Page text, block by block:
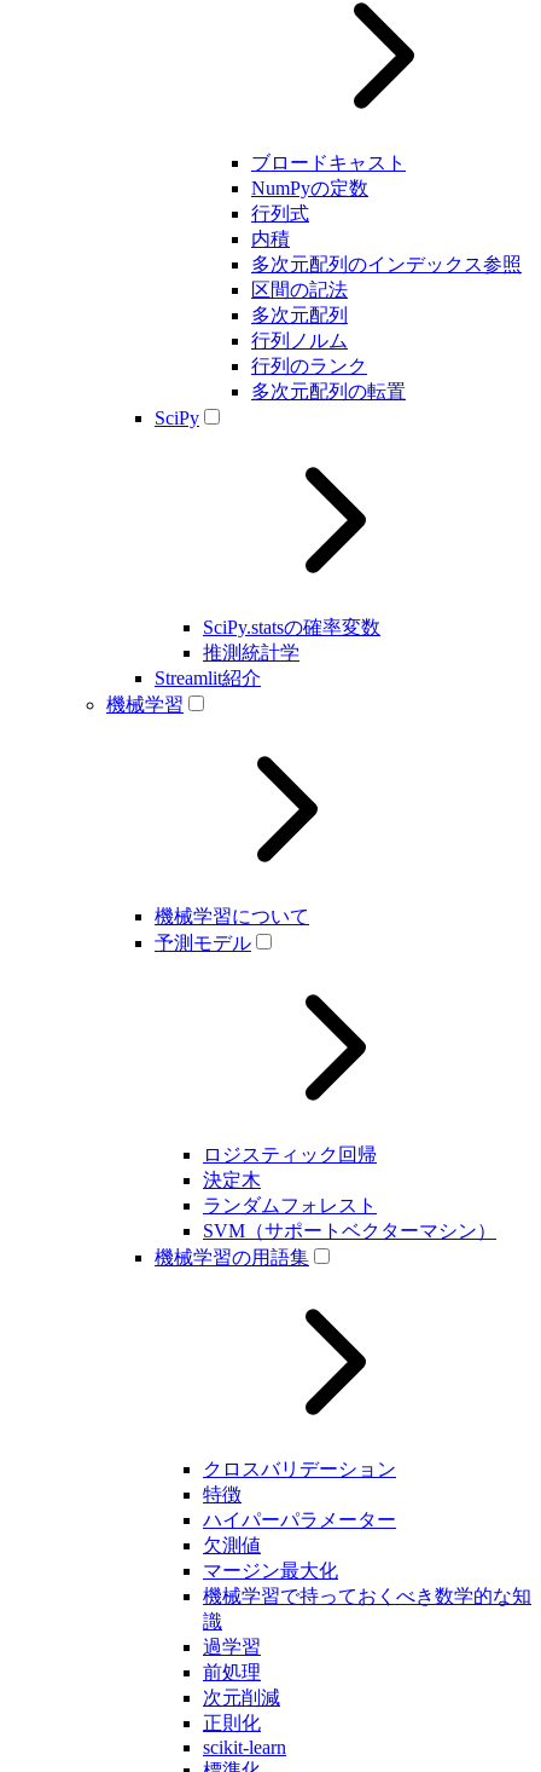
ブロードキャスト
NumPyの定数
行列式
内積
多次元配列のインデックス参照
区間の記法
多次元配列
行列ノルム
行列のランク
多次元配列の転置
SciPy
SciPy.statsの確率変数
推測統計学
Streamlit紹介
機械学習
機械学習について
予測モデル
ロジスティック回帰
決定木
ランダムフォレスト
SVM（サポートベクターマシン）
機械学習の用語集
クロスバリデーション
特徴
ハイパーパラメーター
欠測値
マージン最大化
機械学習で持っておくべき数学的な知
識
過学習
前処理
次元削減
正則化
scikit-learn